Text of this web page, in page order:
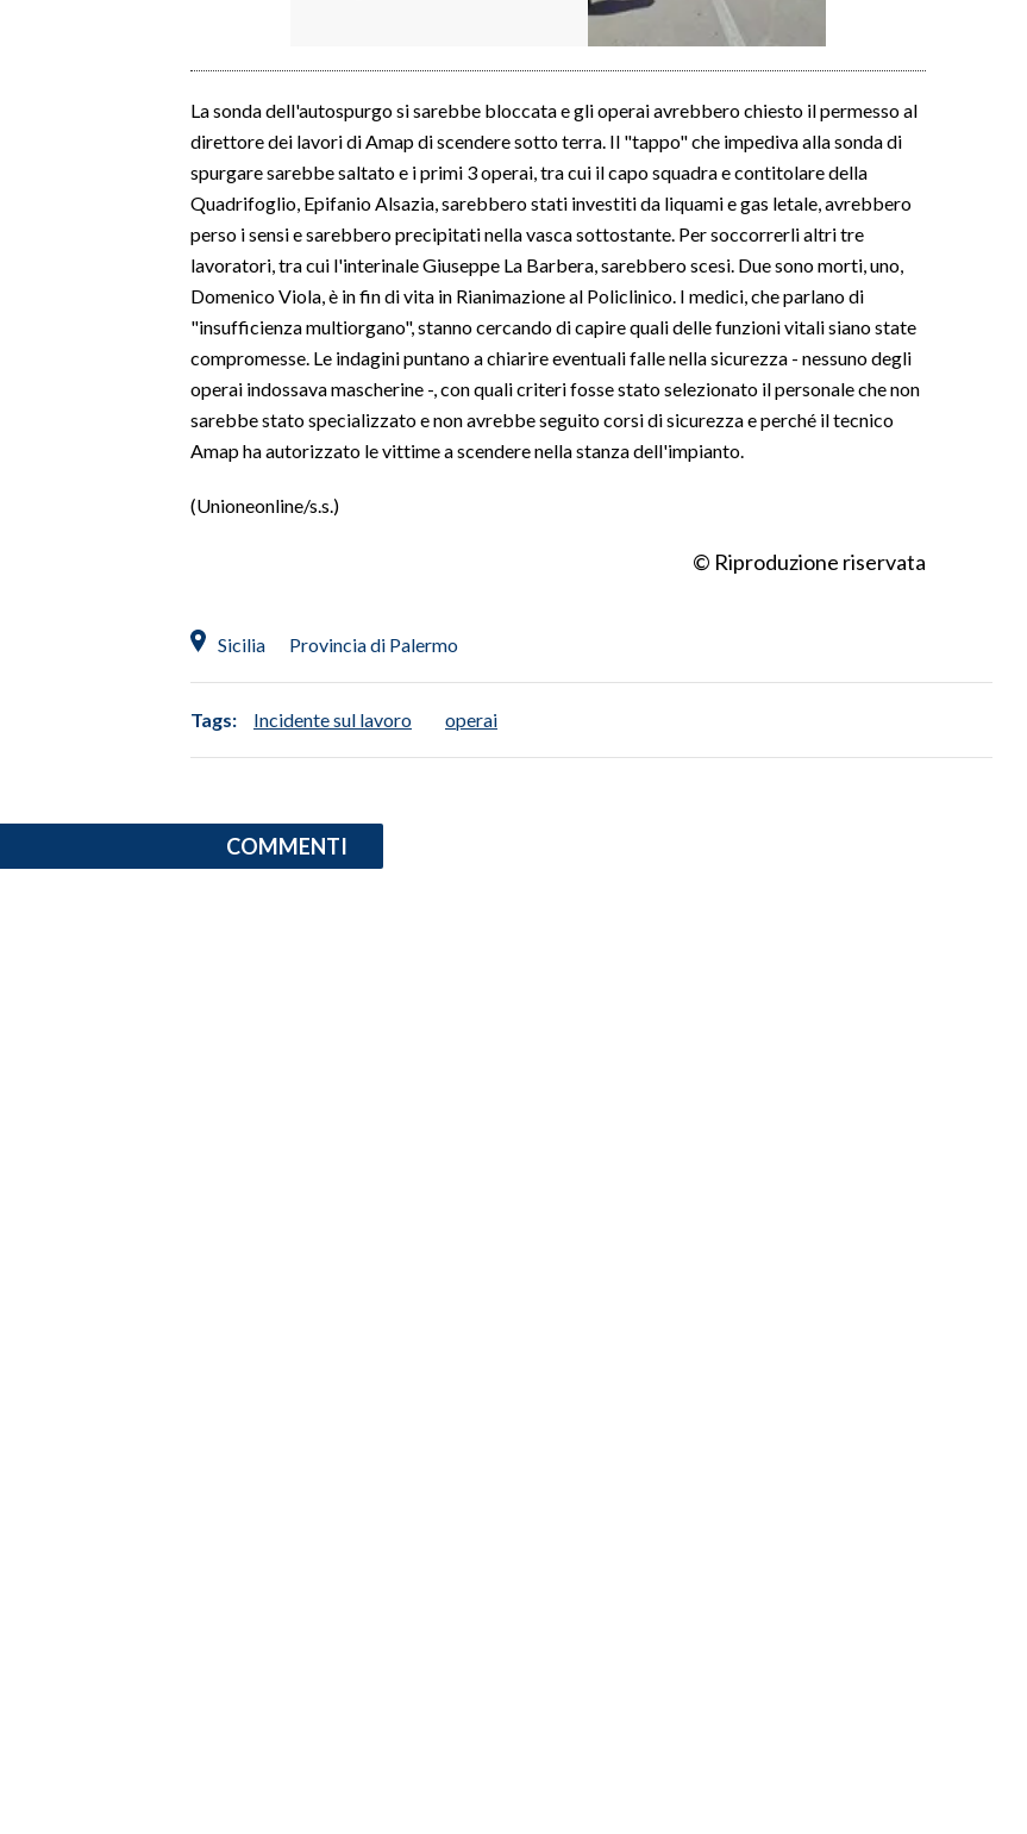
La sonda dell'autospurgo si sarebbe bloccata e gli operai avrebbero chiesto il permesso al
direttore dei lavori di Amap di scendere sotto terra. Il "tappo" che impediva alla sonda di
spurgare sarebbe saltato e i primi 3 operai, tra cui il capo squadra e contitolare della
Quadrifoglio, Epifanio Alsazia, sarebbero stati investiti da liquami e gas letale, avrebbero
perso i sensi e sarebbero precipitati nella vasca sottostante. Per soccorrerli altri tre
lavoratori, tra cui l'interinale Giuseppe La Barbera, sarebbero scesi. Due sono morti, uno,
Domenico Viola, è in fin di vita in Rianimazione al Policlinico. I medici, che parlano di
"insufficienza multiorgano", stanno cercando di capire quali delle funzioni vitali siano state
compromesse. Le indagini puntano a chiarire eventuali falle nella sicurezza - nessuno degli
operai indossava mascherine -, con quali criteri fosse stato selezionato il personale che non
sarebbe stato specializzato e non avrebbe seguito corsi di sicurezza e perché il tecnico
Amap ha autorizzato le vittime a scendere nella stanza dell'impianto.
(Unioneonline/s.s.)
© Riproduzione riservata
Sicilia Provincia di Palermo
Tags: Incidente sul lavoro operai
COMMENTI